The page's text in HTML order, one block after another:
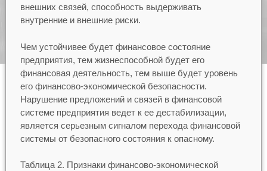
внешних связей, способность выдерживать
внутренние и внешние риски.
Чем устойчивее будет финансовое состояние
предприятия, тем жизнеспособной будет его
финансовая деятельность, тем выше будет уровень
его финансово-экономической безопасности.
Нарушение предложений и связей в финансовой
системе предприятия ведет к ее дестабилизации,
является серьезным сигналом перехода финансовой
системы от безопасного состояния к опасному.
Таблица 2. Признаки финансово-экономической